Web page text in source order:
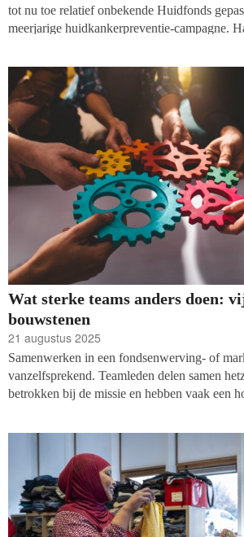
tot nu toe relatief onbekende Huidfonds
meerjarige huidkankerpreventie-campagne.
Tijd voor een gesprek met Landman om
over haar plannen en de resultaten tot nu toe.
Wat sterke teams anders doen:
bouwstenen
21 augustus 2025
Samenwerken in een fondsenwerving- of
vanzelfsprekend. Teamleden delen samen
betrokken bij de missie en hebben vaak een
genomen, irritaties blijven onderhuids,
eindeloze overleggen en daardoor blijven